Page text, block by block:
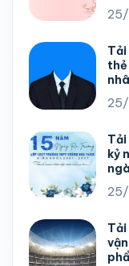
25/
Tải
thẻ
25/
kỷ
25/
Tải